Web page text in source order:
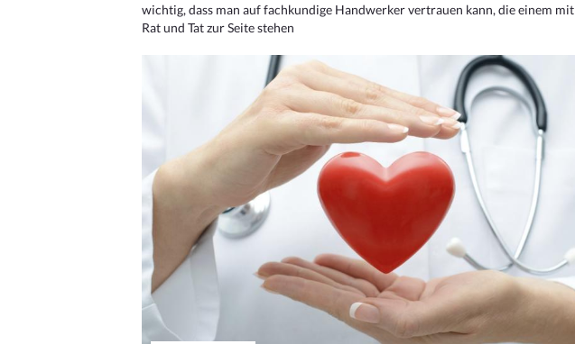
wichtig, dass man auf fachkundige Handwerker vertrauen kann, die einem mit
Rat und Tat zur Seite stehen